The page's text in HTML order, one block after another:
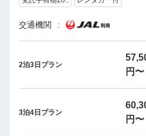
交通機関
2泊3日プラン
円〜
3泊4日プラン
円〜